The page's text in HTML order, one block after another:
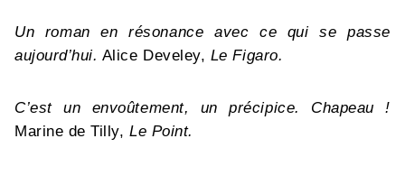
Un roman en résonance avec ce qui se passe
aujourd’hui. Alice Develey, Le Figaro.
C’est un envoûtement, un précipice. Chapeau !
Marine de Tilly,Le Point.